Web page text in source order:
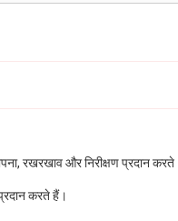
रखरखाव और निरीक्षण प्रदान करते
करते हैं।